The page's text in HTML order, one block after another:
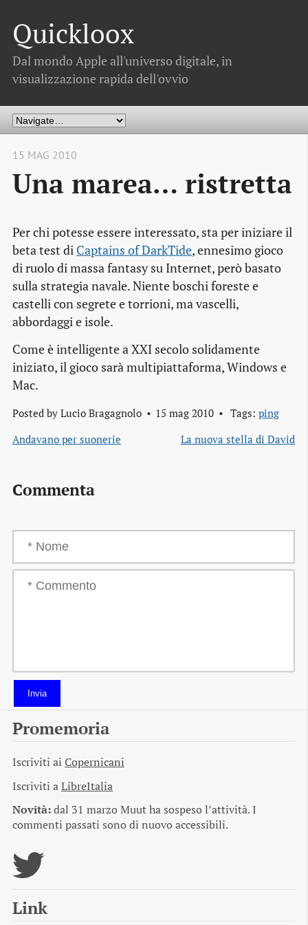
Quickloox
Dal mondo Apple all'universo digitale, in
visualizzazione rapida dell'ovvio
15 MAG 2010
Una marea… ristretta
Per chi potesse essere interessato, sta per iniziare il
beta test di Captains of DarkTide, ennesimo gioco
di ruolo di massa fantasy su Internet, però basato
sulla strategia navale. Niente boschi foreste e
castelli con segrete e torrioni, ma vascelli,
abbordaggi e isole.
Come è intelligente a XXI secolo solidamente
iniziato, il gioco sarà multipiattaforma, Windows e
Mac.
Posted by Lucio Bragagnolo 15 mag 2010 Tags: ping
Andavano per suonerie
La nuova stella di David
Commenta
Invia
Promemoria
Iscriviti ai Copernicani
Iscriviti aLibreItalia
Novità:dal 31 marzo Muut ha sospeso l’attività. I
commenti passati sono di nuovo accessibili.
Link